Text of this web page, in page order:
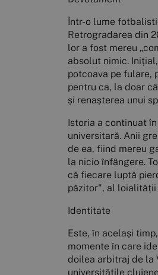
Într-o lume
Retrogradarea din
lor a fost mereu
absolut nimic.
potcoava pe fulare,
pentru ca, la doar
și renașterea unui
Istoria a continuat
universitară. Anii
de ea, fiind mereu
la nicio înfângere.
că fiecare luptă
păzitor", al
Identitate
Este, în același
momente în care
doilea arbitraj de la
universitățile